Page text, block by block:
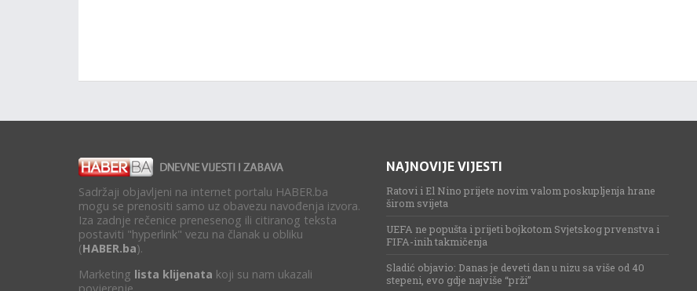
Sadržaji objavljeni na internet portalu HABER.ba
mogu se prenositi samo uz obavezu navođenja izvora.
Iza zadnje rečenice prenesenog ili citiranog teksta
postaviti "hyperlink" vezu na članak u obliku
(HABER.ba).
Marketing lista klijenata koji su nam ukazali
NAJNOVIJE VIJESTI
Ratovi i El Nino prijete novim valom poskupljenja hrane
širom svijeta
UEFA ne popušta i prijeti bojkotom Svjetskog prvenstva i
FIFA-inih takmičenja
Sladić objavio: Danas je deveti dan u nizu sa više od 40
stepeni, evo gdje najviše “prži”